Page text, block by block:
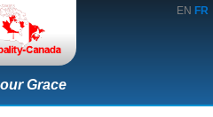
EN FR
Grace